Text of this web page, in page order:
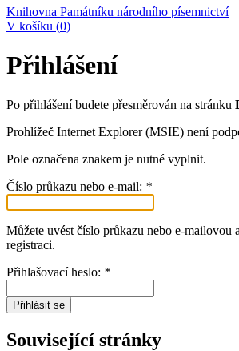
Knihovna Památníku národního písemnictví
V košíku (0)
Přihlášení
Po přihlášení budete přesměrován na stránku
Prohlížeč Internet Explorer (MSIE) není
Pole označena znakem je nutné vyplnit.
Číslo průkazu nebo e-mail: *
Můžete uvést číslo průkazu nebo e-mailovou
registraci.
Přihlašovací heslo: *
Přihlásit se
Související stránky